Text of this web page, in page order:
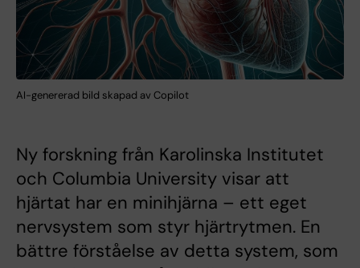
AI-genererad bild skapad av Copilot
Ny forskning från Karolinska Institutet
och Columbia University visar att
hjärtat har en minihjärna – ett eget
nervsystem som styr hjärtrytmen. En
bättre förståelse av detta system, som